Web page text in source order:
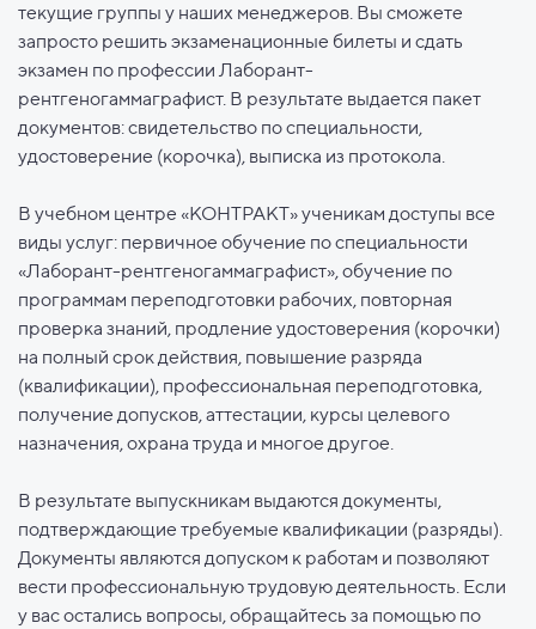
текущие группы у наших менеджеров. Вы сможете
запросто решить экзаменационные билеты и сдать
экзамен по профессии Лаборант-
рентгеногаммаграфист. В результате выдается пакет
документов: свидетельство по специальности,
удостоверение (корочка), выписка из протокола.
В учебном центре «КОНТРАКТ» ученикам доступы все
виды услуг: первичное обучение по специальности
«Лаборант-рентгеногаммаграфист», обучение по
программам переподготовки рабочих, повторная
проверка знаний, продление удостоверения (корочки)
на полный срок действия, повышение разряда
(квалификации), профессиональная переподготовка,
получение допусков, аттестации, курсы целевого
назначения, охрана труда и многое другое.
В результате выпускникам выдаются документы,
подтверждающие требуемые квалификации (разряды).
Документы являются допуском к работам и позволяют
вести профессиональную трудовую деятельность. Если
у вас остались вопросы, обращайтесь за помощью по